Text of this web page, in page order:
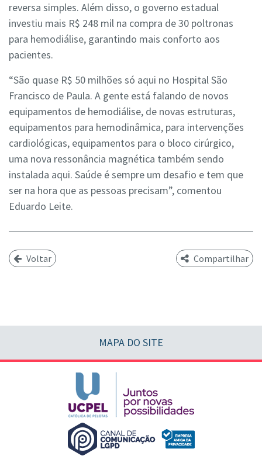
reversa simples. Além disso, o governo estadual
investiu mais R$ 248 mil na compra de 30 poltronas
para hemodiálise, garantindo mais conforto aos
pacientes.
“São quase R$ 50 milhões só aqui no Hospital São
Francisco de Paula. A gente está falando de novos
equipamentos de hemodiálise, de novas estruturas,
equipamentos para hemodinâmica, para intervenções
cardiológicas, equipamentos para o bloco cirúrgico,
uma nova ressonância magnética também sendo
instalada aqui. Saúde é sempre um desafio e tem que
ser na hora que as pessoas precisam”, comentou
Eduardo Leite.
Voltar Compartilhar
MAPA DO SITE